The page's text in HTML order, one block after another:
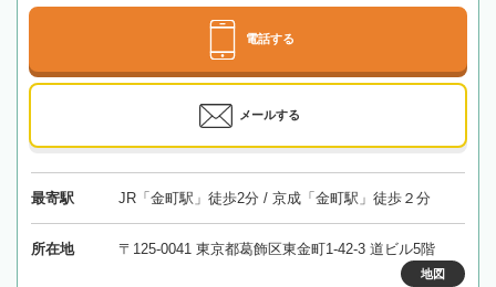
電話する
メールする
最寄駅 JR「金町駅」徒歩2分 / 京成「金町駅」徒歩２分
所在地 〒125-0041 東京都葛飾区東金町1-42-3 道ビル5階
地図